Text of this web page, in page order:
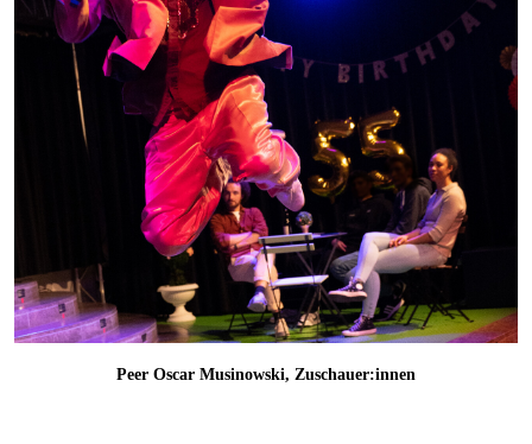
Peer Oscar Musinowski, Zuschauer:innen